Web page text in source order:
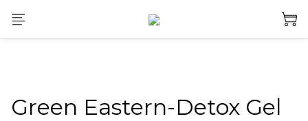
Green Eastern-Detox Gel